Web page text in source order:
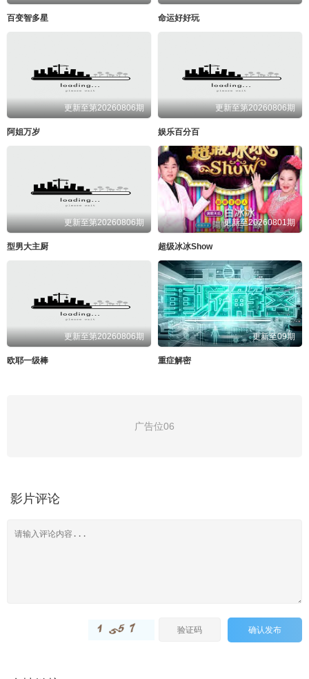
百变智多星 命运好好玩
更新至第20260806期
阿姐万岁
更新至第20260806期
娱乐百分百
更新至第20260806期
型男大主厨
更新至20260801期
超级冰冰Show
更新至第20260806期
欧耶一级棒
更新至09期
重症解密
广告位06
影片评论
确认发布